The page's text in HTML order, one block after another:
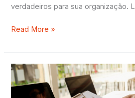
verdadeiros para sua organização.
Read More »
Auditoria
de
manutenção